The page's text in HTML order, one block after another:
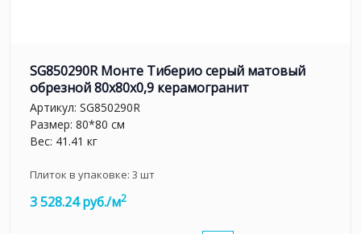
SG850290R Монте Тиберио серый матовый
обрезной 80x80x0,9 керамогранит
Артикул: SG850290R
Размер: 80*80 см
Вес: 41.41 кг
Плиток в упаковке: 3 шт
3 528.24 руб./м2